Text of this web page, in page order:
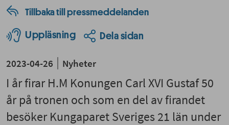
Tillbaka till pressmeddelanden
Uppläsning Dela sidan
2023-04-26 Nyheter
I år firar H.M Konungen Carl XVI Gustaf 50
år på tronen och som en del av firandet
besöker Kungaparet Sveriges 21 län under